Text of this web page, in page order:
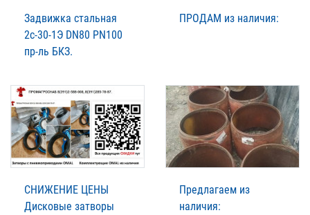
Задвижка стальная
2с-30-1Э DN80 PN100
пр-ль БКЗ.
ПРОДАМ из наличия:
СНИЖЕНИЕ ЦЕНЫ
Дисковые затворы
Предлагаем из
наличия: